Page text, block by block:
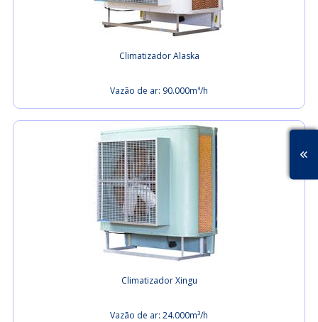
Climatizador Alaska
Vazão de ar: 90.000m³/h
Climatizador Xingu
Vazão de ar: 24.000m³/h